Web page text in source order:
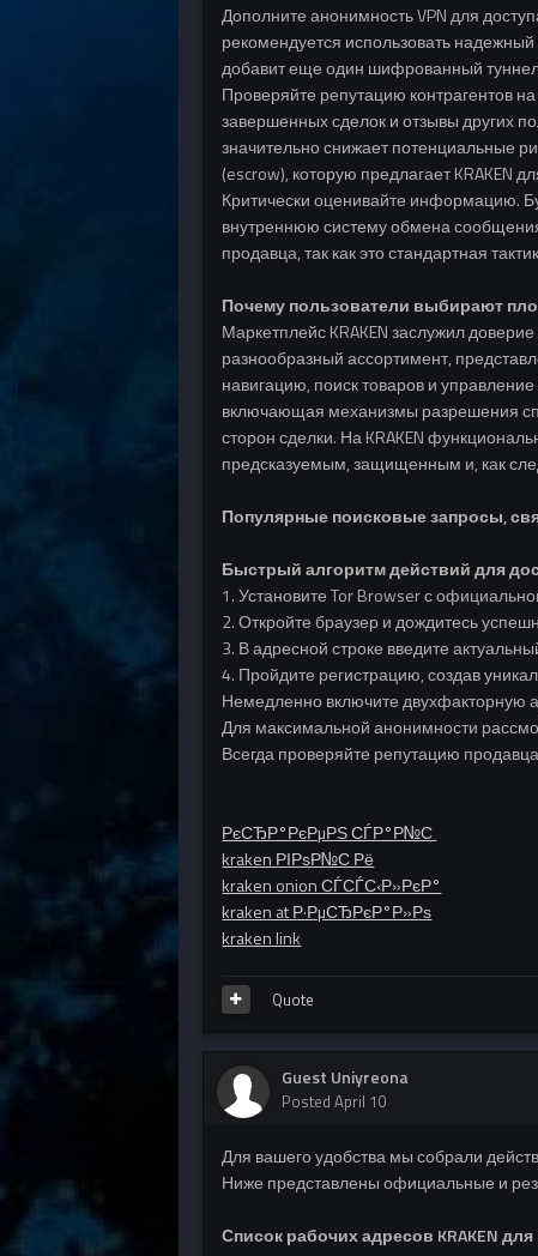
Дополните анонимность VPN для
рекомендуется использовать
добавит еще один шифрованный
Проверяйте репутацию контрагентов
завершенных сделок и отзывы других
значительно снижает потенциальные
(escrow), которую предлагает KRAKEN
Критически оценивайте информацию.
внутреннюю систему обмена
продавца, так как это стандартная
Почему пользователи выбирают
Маркетплейс KRAKEN заслужил
разнообразный ассортимент,
навигацию, поиск товаров и
включающая механизмы разрешения
сторон сделки. На KRAKEN
предсказуемым, защищенным и, как
Популярные поисковые запросы,
Быстрый алгоритм действий для
1. Установите Tor Browser с
2. Откройте браузер и дождитесь
3. В адресной строке введите
4. Пройдите регистрацию, создав
Немедленно включите двухфакторную
Для максимальной анонимности
Всегда проверяйте репутацию
РєСЂР°РєРµРЅ СЃР°Р№С‚
kraken РІРѕР№С‚Рё
kraken onion СЃСЃС‹Р»РєР°
kraken at Р·РµСЂРєР°Р»Рѕ
kraken link
Quote
Guest Uniyreona
PostedApril 10
Для вашего удобства мы собрали
Ниже представлены официальные и
Список рабочих адресов KRAKEN